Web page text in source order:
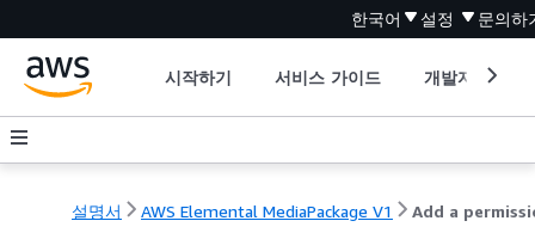
한국어 설정 문의하
시작하기 서비스 가이드 개발자 도구
설명서 AWS Elemental MediaPackage V1